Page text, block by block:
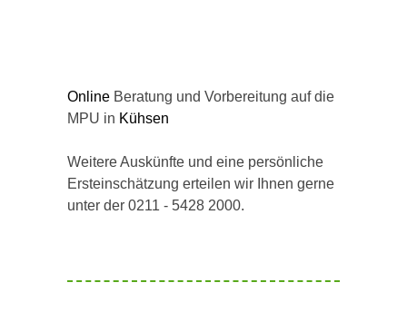
Online Beratung und Vorbereitung auf die
MPU in Kühsen
Weitere Auskünfte und eine persönliche
Ersteinschätzung erteilen wir Ihnen gerne
unter der 0211 - 5428 2000.